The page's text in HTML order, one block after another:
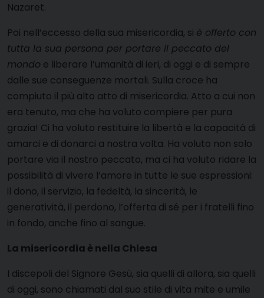
Nazaret.
Poi nell’eccesso della sua misericordia, si è offerto con
tutta la sua persona per portare il peccato del
mondo e liberare l’umanità di ieri, di oggi e di sempre
dalle sue conseguenze mortali. Sulla croce ha
compiuto il più alto atto di misericordia. Atto a cui non
era tenuto, ma che ha voluto compiere per pura
grazia! Ci ha voluto restituire la libertà e la capacità di
amarci e di donarci a nostra volta. Ha voluto non solo
portare via il nostro peccato, ma ci ha voluto ridare la
possibilità di vivere l’amore in tutte le sue espressioni:
il dono, il servizio, la fedeltà, la sincerità, le
generatività, il perdono, l’offerta di sé per i fratelli fino
in fondo, anche fino al sangue.
La misericordia è nella Chiesa
I discepoli del Signore Gesù, sia quelli di allora, sia quelli
di oggi, sono chiamati dal suo stile di vita mite e umile